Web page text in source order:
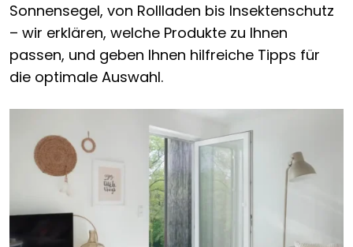
Sonnensegel, von Rollladen bis Insektenschutz
– wir erklären, welche Produkte zu Ihnen
passen, und geben Ihnen hilfreiche Tipps für
die optimale Auswahl.